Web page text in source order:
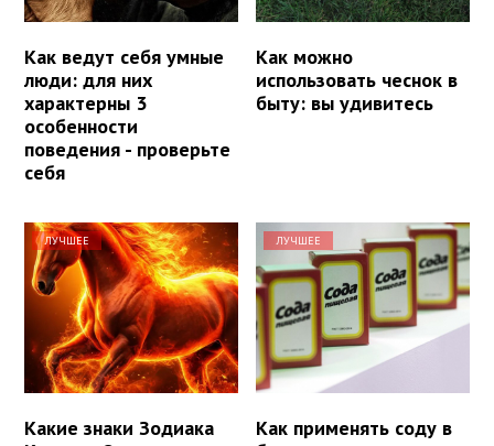
Как ведут себя умные
люди: для них
характерны 3
особенности
поведения - проверьте
себя
Как можно
использовать чеснок в
быту: вы удивитесь
ЛУЧШЕЕ
Какие знаки Зодиака
ЛУЧШЕЕ
Как применять соду в